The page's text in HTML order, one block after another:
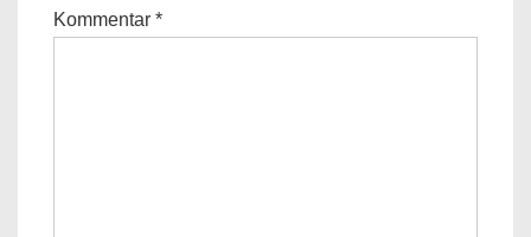
Kommentar *